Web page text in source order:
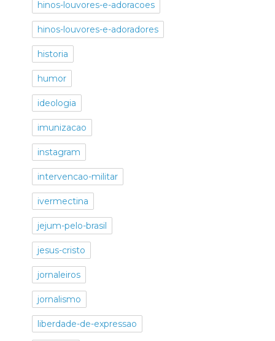
hinos-louvores-e-adoracoes
hinos-louvores-e-adoradores
historia
humor
ideologia
imunizacao
instagram
intervencao-militar
ivermectina
jejum-pelo-brasil
jesus-cristo
jornaleiros
jornalismo
liberdade-de-expressao